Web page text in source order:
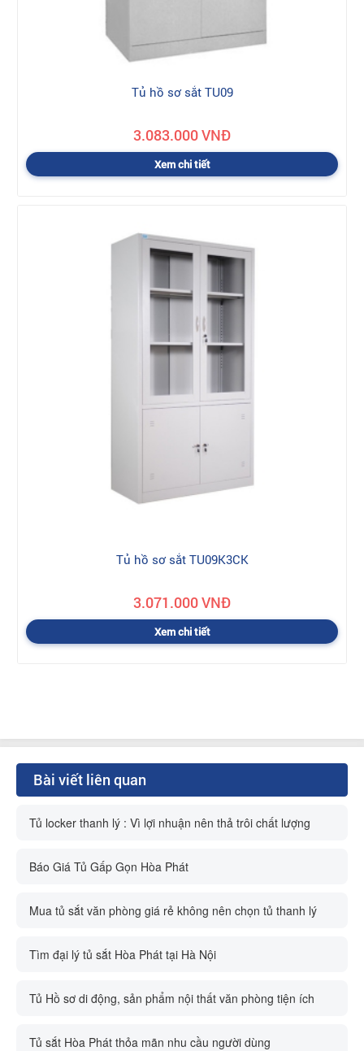
Tủ hồ sơ sắt TU09
3.083.000 VNĐ
Xem chi tiết
Tủ hồ sơ sắt TU09K3CK
3.071.000 VNĐ
Xem chi tiết
Bài viết liên quan
Tủ locker thanh lý : Vì lợi nhuận nên thả trôi chất lượng
Báo Giá Tủ Gấp Gọn Hòa Phát
Mua tủ sắt văn phòng giá rẻ không nên chọn tủ thanh lý
Tìm đại lý tủ sắt Hòa Phát tại Hà Nội
Tủ Hồ sơ di động, sản phẩm nội thất văn phòng tiện ích
Tủ sắt Hòa Phát thỏa mãn nhu cầu người dùng